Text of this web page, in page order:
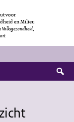
voor
en Milieu
Volksgezondheid,